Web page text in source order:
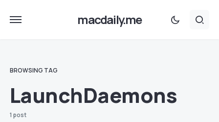
macdaily.me
BROWSING TAG
LaunchDaemons
1 post